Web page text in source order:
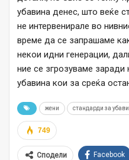
убавина денес, што веќе
не интервенирале во
време да се запрашаме
некои идни генерации,
ние се згрозуваме
убавина кои за среќа
жени стандарди за
749
Сподели Facebook